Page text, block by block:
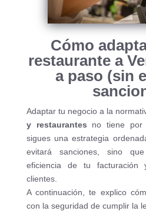
Cómo
restaurante a
a paso (sin
Adaptar tu negocio a la
y restaurantes no tiene por
sigues una estrategia
evitará sanciones, sino
eficiencia de tu
clientes.
A continuación, te explico
con la seguridad de cumplir la